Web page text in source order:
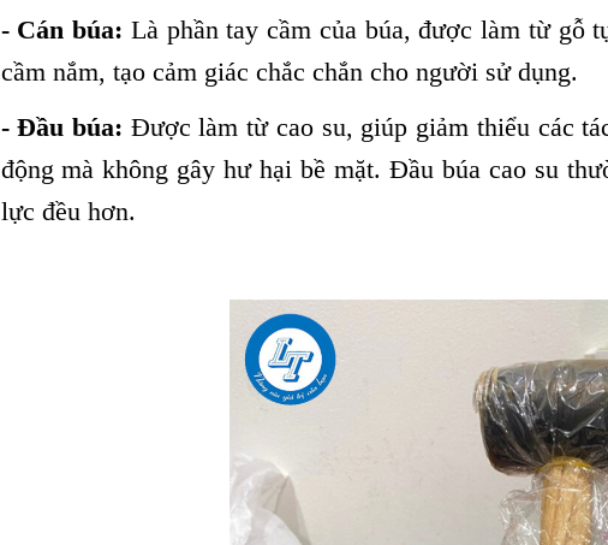
- Cán búa: Là phần tay cầm của búa, được làm từ gỗ
cầm nắm, tạo cảm giác chắc chắn cho người sử dụng.
- Đầu búa: Được làm từ cao su, giúp giảm thiểu các
động mà không gây hư hại bề mặt. Đầu búa cao su
lực đều hơn.